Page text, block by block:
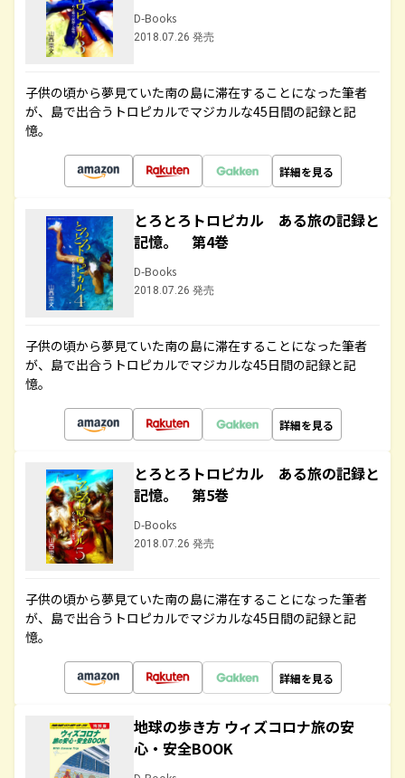
D-Books
2018.07.26 発売
子供の頃から夢見ていた南の島に滞在することになった筆者
が、島で出合うトロピカルでマジカルな45日間の記録と記
憶。
詳細を見る
とろとろトロピカル ある旅の記録と
記憶。 第4巻
D-Books
2018.07.26 発売
子供の頃から夢見ていた南の島に滞在することになった筆者
が、島で出合うトロピカルでマジカルな45日間の記録と記
憶。
詳細を見る
とろとろトロピカル ある旅の記録と
記憶。 第5巻
D-Books
2018.07.26 発売
子供の頃から夢見ていた南の島に滞在することになった筆者
が、島で出合うトロピカルでマジカルな45日間の記録と記
憶。
詳細を見る
地球の歩き方 ウィズコロナ旅の安
心・安全BOOK